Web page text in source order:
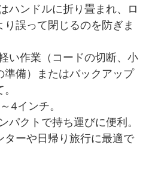
ハンドルに折り畳まれ、ロ
り誤って閉じるのを防ぎま
い作業（コードの切断、小
準備）またはバックアップ
4インチ。
パクトで持ち運びに便利。
ターや日帰り旅行に最適で